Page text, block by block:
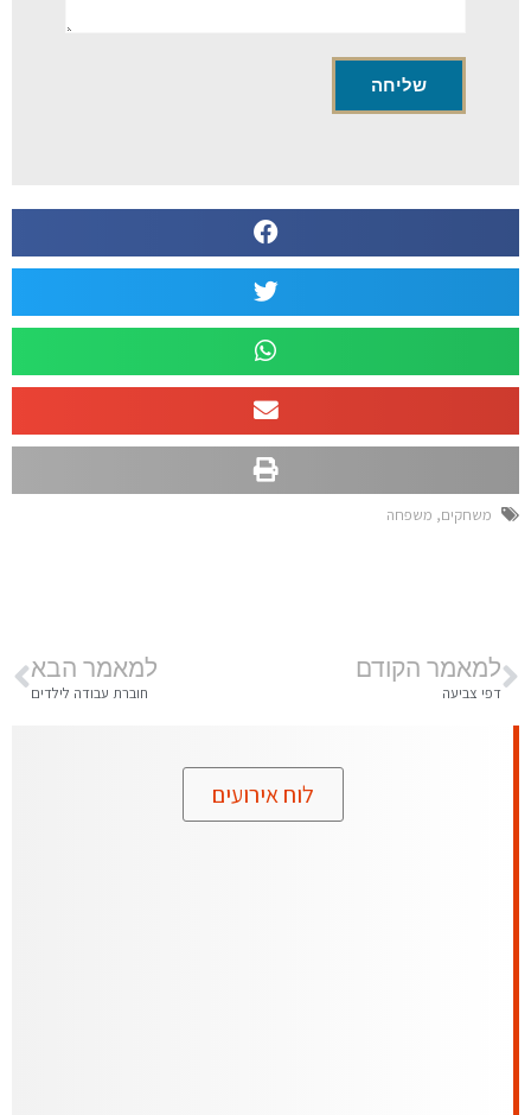
משחקים, משפחה
למאמר הקודם
דפי צביעה
למאמר הבא
חוברת עבודה לילדים
לוח אירועים